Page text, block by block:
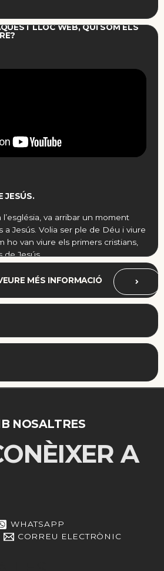
LLOC WEB, QUI SOM ELS
JESÚS.
va arribar un moment
a Jesús. Volia ser ple de Déu i viure
ho van viure els primers cristians,
de Jesús.
MÉS INFORMACIÓ
NOSALTRES
A
WHATSAPP
CORREU ELECTRÒNIC